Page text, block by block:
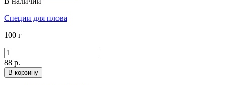
Специи для плова
100 г
88 р.
В корзину